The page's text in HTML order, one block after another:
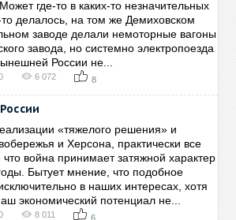
где-то в каких-то незначительных
то делалось, на том же Демиховском
заводе делали немоторные вагоны
завода, но системно электропоезда
России не...
6 072 8
«тяжелого решения» и
и Херсона, практически все
война принимает затяжной характер
Бытует мнение, что подобное
в наших интересах, хотя
экономический потенциал не...
8 011 6